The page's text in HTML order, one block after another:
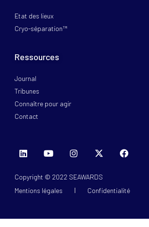
Etat des lieux
Cryo-séparation™
Ressources
Journal
Tribunes
Connaître pour agir
Contact
Copyright © 2022 SEAWARDS
Mentions légales
Confidentialité